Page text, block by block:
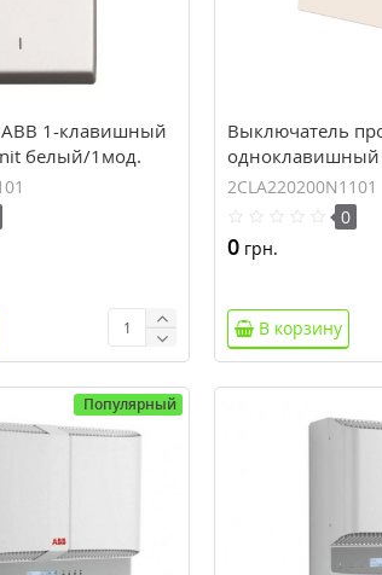
1-клавишный
белый/1мод.
Выключатель
сх.6 Zenit N2202
2CLA220200N1101
0
0 грн.
В корзину
Популярный